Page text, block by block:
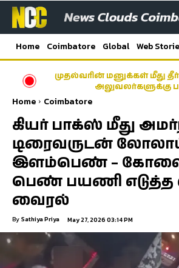
Home Coimbatore Global Web
முதல்வரின் மனுக்கள் மீது
அலுவலர்களுக்கு
Home Coimbatore
கியர் பாக்ஸ் மீது
டிரைவருடன்
இளம்பெண் –
பெண் பயணி எடுத்த
வைரல்
By Sathiya Priya May 27, 2026 03:14 PM